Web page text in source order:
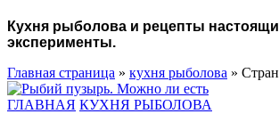
Кухня рыболова и рецепты
эксперименты.
Главная страница » кухня рыболова »
Опубликовано
ГЛАВНАЯ КУХНЯ РЫБОЛОВА